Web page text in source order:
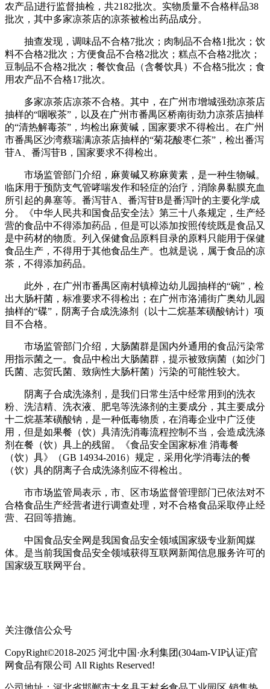
农产品]进行监督抽检，共2182批次。实物质量不合格样品38
批次，其中多家凉茶店的凉茶被检出药品成分。
抽查发现，调味品不合格7批次；肉制品不合格1批次；饮
料不合格2批次；方便食品不合格2批次；糕点不合格2批次；
豆制品不合格2批次；餐饮食品（含餐饮具）不合格5批次；食
用农产品不合格17批次。
多家凉茶店凉茶不合格。其中，在广州市增城强劲凉茶店
抽样的“咽喉茶”，以及在广州市番禺区桥南街劲力凉茶店抽样
的“清热解毒茶”，均检出麻黄碱，国家要求不得检出。在广州
市番禺区沙湾蔡瑞满凉茶店抽样的“菊花酸枣仁茶”，检出番泻
苷A、番泻苷B，国家要求不得检出。
市场监管部门介绍，麻黄碱又称麻黄素，是一种生物碱。
临床用于预防支气管哮喘发作和轻症的治疗，消除鼻黏膜充血
所引起的鼻塞等。番泻苷A、番泻苷B是番泻叶的主要化学成
分。《中华人民共和国食品安全法》第三十八条规定，生产经
营的食品中不得添加药品，但是可以添加按照传统既是食品又
是中药材的物质。列入保健食品原料目录的原料只能用于保健
食品生产，不得用于其他食品生产。也就是说，属于食品的凉
茶，不得添加药品。
此外，在广州市番禺区南村镇樟边幼儿园抽样的“碗”，检
出大肠杆菌，标准要求不得检出；在广州市洛浦街广奥幼儿园
抽样的“碟”，阴离子合成洗涤剂（以十二烷基苯磺酸钠计）项
目不合格。
市场监管部门介绍，大肠菌群是国内外通用的食品污染常
用指示菌之一。食品中检出大肠菌群，提示被致病菌（如沙门
氏菌、志贺氏菌、致病性大肠杆菌）污染的可能性较大。
阴离子合成洗涤剂，是我们日常生活中经常用到的洗衣
粉、洗洁精、洗衣液、肥皂等洗涤剂的主要成分，其主要成分
十二烷基苯磺酸钠，是一种低毒物质，在消毒企业中广泛使
用，但是如果餐（饮）具清洗消毒流程控制不当，会造成洗涤
剂在餐（饮）具上的残留。《食品安全国家标准 消毒餐
（饮）具》（GB 14934-2016）规定，采用化学消毒法的餐
（饮）具的阴离子合成洗涤剂应不得检出。
市市场监管局表示，市、区市场监督管理部门已依法对不
合格食品生产经营者进行调查处理，对不合格食品采取停止经
营、召回等措施。
中国食品安全网是我国食品安全领域国家级专业新闻媒
体。是当前我国食品安全领域获得互联网新闻信息服务许可的
国家级互联网平台。
关注微信公众号
CopyRight©2018-2025 河北中国·永利集团(304am-VIP认证)官
网食品有限公司 All Rights Reserved!